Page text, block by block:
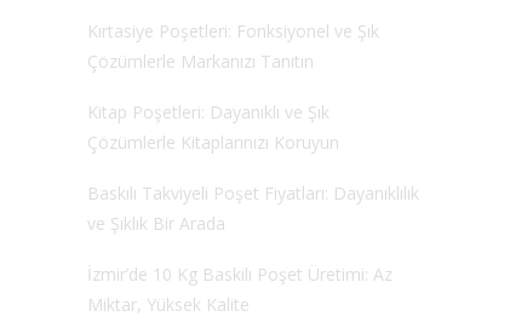
Kırtasiye Poşetleri: Fonksiyonel ve Şık
Çözümlerle Markanızı Tanıtın
Kitap Poşetleri: Dayanıklı ve Şık
Çözümlerle Kitaplarınızı Koruyun
Baskılı Takviyeli Poşet Fiyatları: Dayanıklılık
ve Şıklık Bir Arada
İzmir’de 10 Kg Baskılı Poşet Üretimi: Az
Miktar, Yüksek Kalite